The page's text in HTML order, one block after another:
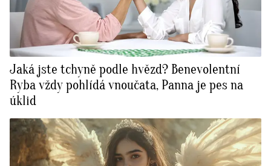
Jaká jste tchyně podle hvězd? Benevolentní
Ryba vždy pohlídá vnoučata, Panna je pes na
úklid